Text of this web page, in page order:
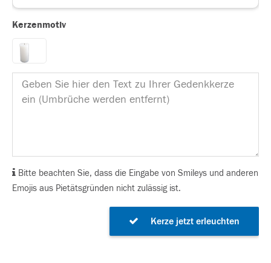
Kerzenmotiv
Bitte beachten Sie, dass die Eingabe von Smileys und anderen
Emojis aus Pietätsgründen nicht zulässig ist.
Kerze jetzt erleuchten